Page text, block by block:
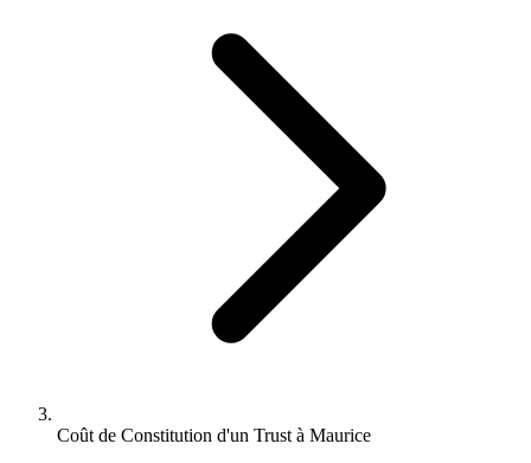
Coût de Constitution d'un Trust à Maurice